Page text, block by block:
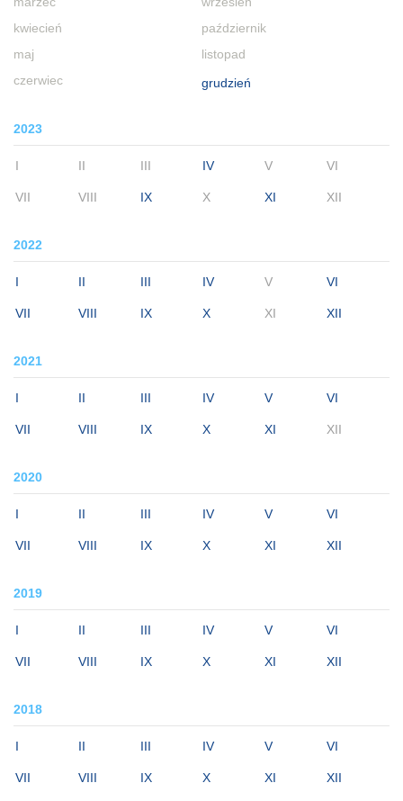
kwiecień
maj
czerwiec
październik
listopad
grudzień
2023
I II III IV V VI
VII VIII IX X XI XII
2022
I II III IV V VI
VII VIII IX X XI XII
2021
I II III IV V VI
VII VIII IX X XI XII
2020
I II III IV V VI
VII VIII IX X XI XII
2019
I II III IV V VI
VII VIII IX X XI XII
2018
I II III IV V VI
VII VIII IX X XI XII